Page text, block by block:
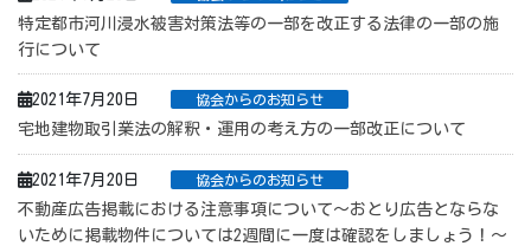
特定都市河川浸水被害対策法等の一部を改正する法律の一部の施
行について
2021年7月20日 協会からのお知らせ
宅地建物取引業法の解釈・運用の考え方の一部改正について
2021年7月20日 協会からのお知らせ
不動産広告掲載における注意事項について～おとり広告とならな
いために掲載物件については2週間に一度は確認をしましょう！～